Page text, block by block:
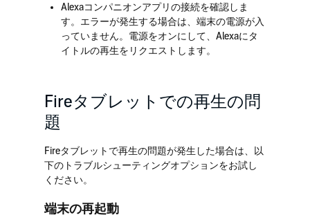
Alexaコンパニオンアプリの接続を確認しま
す。エラーが発生する場合は、端末の電源が入
っていません。電源をオンにして、Alexaにタ
イトルの再生をリクエストします。
Fireタブレットでの再生の問
題
Fireタブレットで再生の問題が発生した場合は、以
下のトラブルシューティングオプションをお試し
ください。
端末の再起動